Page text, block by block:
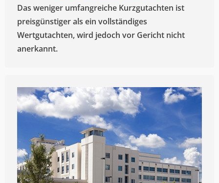
Das weniger umfangreiche Kurzgutachten ist
preisgünstiger als ein vollständiges
Wertgutachten, wird jedoch vor Gericht nicht
anerkannt.